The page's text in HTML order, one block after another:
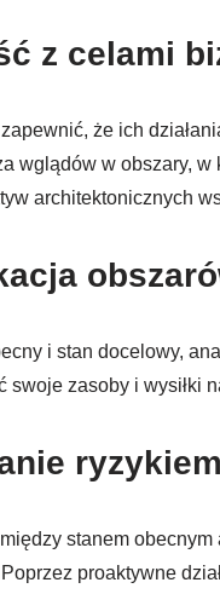
z celami
że ich
wglądów w obszary,
architektonicznych
i stan docelowy,
swoje zasoby i wysiłki
ryzykiem
stanem
proaktywne